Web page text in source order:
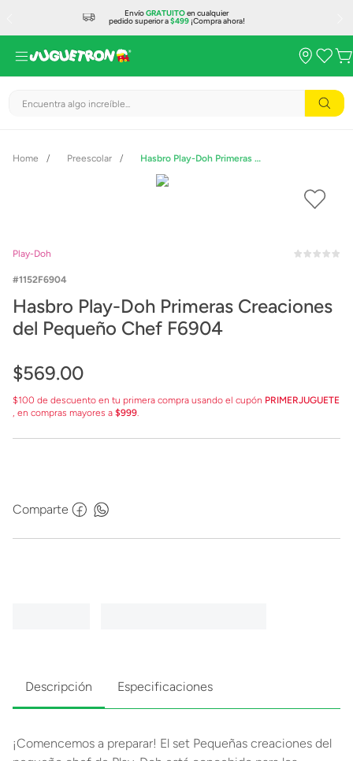
EnvíoGRATUITOen cualquier
pedido superior a$499¡Compra ahora!
Encuentra algo increíble...
Preescolar Hasbro Play-Doh Primeras Creaciones del Pequeño Chef F6904
Play-Doh
1152F6904
Hasbro Play-Doh Primeras Creaciones
del Pequeño Chef F6904
$569.00
$100 de descuento en tu primera compra usando el cupón PRIMERJUGUETE
, en compras mayores a $999.
Comparte
Descripción Especificaciones
¡Comencemos a preparar! El set Pequeñas creaciones del